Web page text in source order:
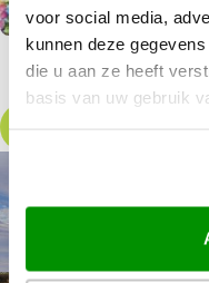
voor social media,
kunnen deze
die u aan ze heeft
basis van uw gebruik